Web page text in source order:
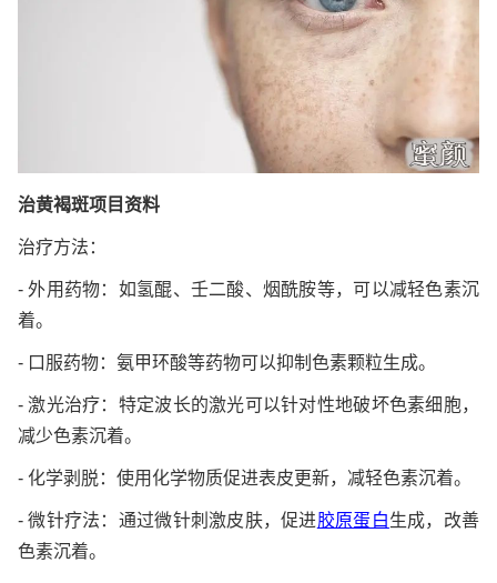
治黄褐斑项目资料
治疗方法：
- 外用药物：如氢醌、壬二酸、烟酰胺等，可以减轻色素沉
着。
- 口服药物：氨甲环酸等药物可以抑制色素颗粒生成。
- 激光治疗：特定波长的激光可以针对性地破坏色素细胞，
减少色素沉着。
- 化学剥脱：使用化学物质促进表皮更新，减轻色素沉着。
- 微针疗法：通过微针刺激皮肤，促进胶原蛋白生成，改善
色素沉着。